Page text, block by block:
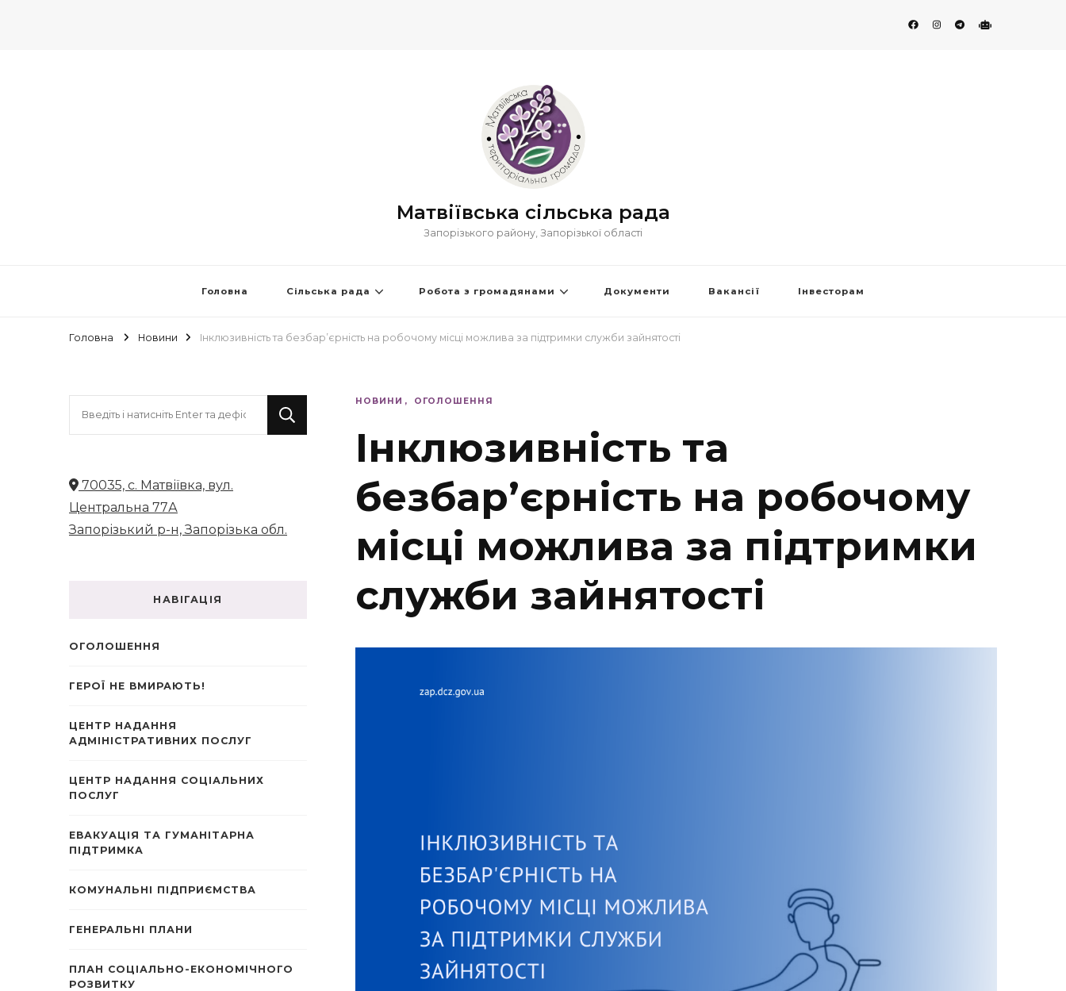
Матвіївська сільська рада
Запорізького району, Запорізької області
Головна Сільська рада Робота з громадянами Документи Вакансії Інвесторам
Головна Новини Інклюзивність та безбар’єрність на робочому місці можлива за підтримки служби зайнятості
НОВИНИ ОГОЛОШЕННЯ
Інклюзивність та
безбар’єрність на робочому
місці можлива за підтримки
служби зайнятості
70035, с. Матвіївка, вул.
Центральна 77А
Запорізький р-н, Запорізька обл.
НАВІГАЦІЯ
ОГОЛОШЕННЯ
ГЕРОЇ НЕ ВМИРАЮТЬ!
ЦЕНТР НАДАННЯ
АДМІНІСТРАТИВНИХ ПОСЛУГ
ЦЕНТР НАДАННЯ СОЦІАЛЬНИХ
ПОСЛУГ
ЕВАКУАЦІЯ ТА ГУМАНІТАРНА
ПІДТРИМКА
КОМУНАЛЬНІ ПІДПРИЄМСТВА
ГЕНЕРАЛЬНІ ПЛАНИ
ПЛАН СОЦІАЛЬНО-ЕКОНОМІЧНОГО
РОЗВИТКУ